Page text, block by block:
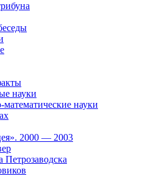
науки
математические науки
2000 — 2003
Петрозаводска